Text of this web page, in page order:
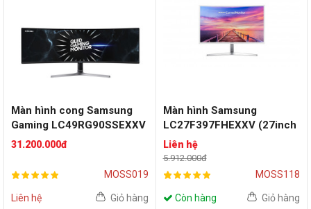
Màn hình cong Samsung
Gaming LC49RG90SSEXXV
(49inch/DQHD/VA/120Hz/F
31.200.000đ
MOSS019
Liên hệ Giỏ hàng
Màn hình Samsung
LC27F397FHEXXV (27inch
| FHD | VA | 60Hz | Curved)
Liên hệ
5.912.000đ
MOSS118
Còn hàng Giỏ hàng